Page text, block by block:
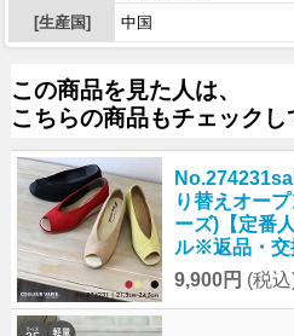
[生産国]
中国
この商品を見た人は、
こちらの商品もチェックし
り替えオー
ーズ)【定番
ル※返品・交
9,900円 (税